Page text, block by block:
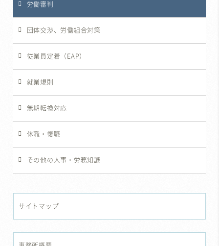
労働審判
団体交渉、労働組合対策
従業員定着（EAP）
就業規則
無期転換対応
休職・復職
その他の人事・労務知識
サイトマップ